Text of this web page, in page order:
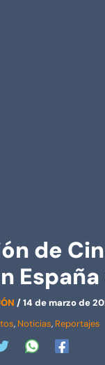
de
/14 de marzo de
, Noticias, Reportajes